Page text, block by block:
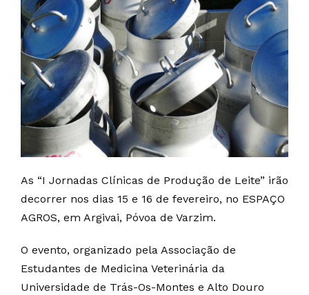
As “I Jornadas Clínicas de Produção de Leite” irão
decorrer nos dias 15 e 16 de fevereiro, no ESPAÇO
AGROS, em Argivai, Póvoa de Varzim.
O evento, organizado pela Associação de
Estudantes de Medicina Veterinária da
Universidade de Trás-Os-Montes e Alto Douro